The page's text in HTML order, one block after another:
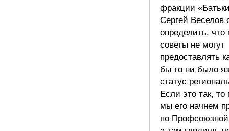
фракции
Сергей Веселов
определить, что
советы не могут
предоставлять
бы то ни было
статус
Если это так, то
мы его начнем
по